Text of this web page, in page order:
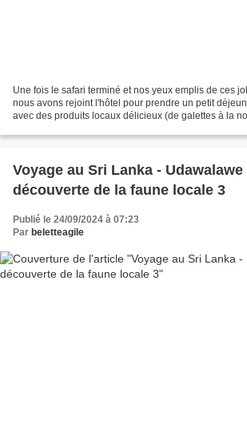
Une fois le safari terminé et nos yeux emplis de ces
nous avons rejoint l'hôtel pour prendre un petit
avec des produits locaux délicieux (de galettes à la
Voyage au Sri Lanka -
découverte de la faune locale 3
Publié le 24/09/2024 à 07:23
Par beletteagile